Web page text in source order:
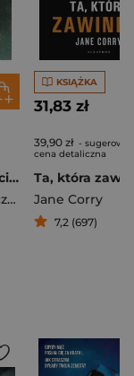
Dwadzieścia lat ciszy
Przemysław Wilczyński
KSIĄŻKA
31,83 zł
39,90 zł -
cena detaliczna
Ta, która
Jane Corry
7,2 (697)